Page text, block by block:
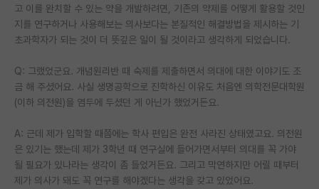
고 이를 완치할 수 있는 약을 개발하려면, 기존의 약제를 어떻게 활용할 것인
지를 연구하거나 사용해보는 의사보다는 본질적인 해결방법을 제시하는 기
초과학자가 되는 것이 더 뜻깊은 일이 될 것이라고 생각하게 되었습니다.
Q: 그랬었군요. 개념원리반 때 숙제를 제출하면서 의대에 대한 이야기도 조
금 해 주셨어요. 사실 생명공학으로 진학하신 이유도 처음엔 의학전문대학원
(이하 의전원)을 염두에 두셨던 게 아닌가 했었거든요.
A: 근데 제가 입학할 때쯤에는 학사 편입은 완전 사라진 상태였고요. 의전원
은 있기는 했는데 제가 3학년 때 연구실에 들어가면서부터 의대를 꼭 가야
될 필요가 있나라는 생각이 좀 들었거든요. 그리고 막연하지만 어릴 때부터
제가 의사가 돼도 꼭 연구를 해야겠다는 생각을 갖고 있었어요.